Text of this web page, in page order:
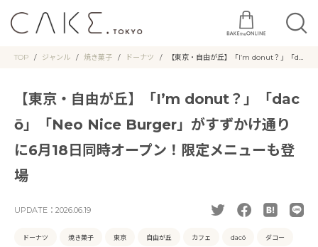
TOP ジャンル 焼き菓子 ドーナツ
【東京・自由が丘】「I’m donut？」「da
【東京・自由が丘】「I’m donut？」「dac
ō」「Neo Nice Burger」がすずかけ通り
に6月18日同時オープン！限定メニューも登
場
UPDATE： 2026.06.19
ドーナツ 焼き菓子 東京 自由が丘 カフェ dacō ダコー